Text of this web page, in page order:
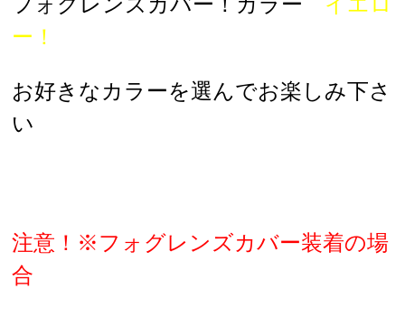
ー！
お好きなカラーを選んでお楽しみ下さ
い
注意！※フォグレンズカバー装着の場
合